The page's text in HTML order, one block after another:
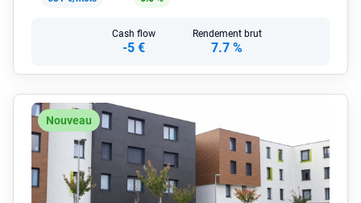
Cash flow
-5 €
Rendement brut
7.7 %
Nouveau